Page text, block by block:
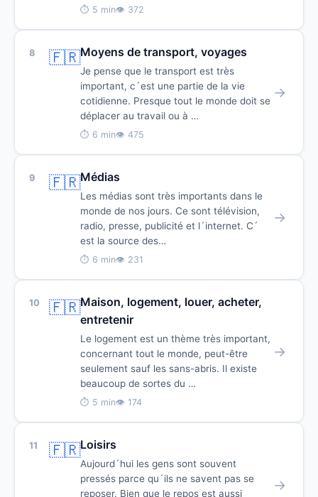
⏱ 5 min👁 372
8 🇫🇷Moyens de transport, voyages
Je pense que le transport est très
important, c´est une partie de la vie
cotidienne. Presque tout le monde doit se
déplacer au travail ou à …
⏱ 6 min👁 475
→
9 🇫🇷Médias
Les médias sont très importants dans le
monde de nos jours. Ce sont télévision,
radio, presse, publicité et l´internet. C´
est la source des…
⏱ 6 min👁 231
→
10 🇫🇷Maison, logement, louer, acheter,
entretenir
Le logement est un thème très important,
concernant tout le monde, peut-être
seulement sauf les sans-abris. Il existe
beaucoup de sortes du …
⏱ 5 min👁 174
→
11 🇫🇷Loisirs
Aujourd´hui les gens sont souvent
pressés parce qu´ils ne savent pas se
reposer. Bien que le repos est aussi
→